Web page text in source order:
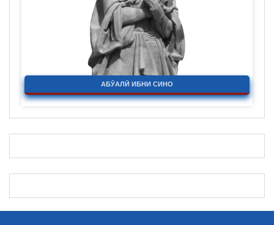
АБӮАЛӢ ИБНИ СИНО